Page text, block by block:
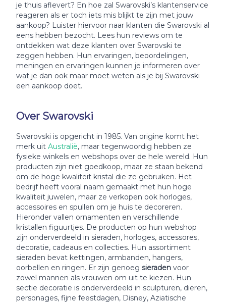
je thuis aflevert? En hoe zal Swarovski’s klantenservice
reageren als er toch iets mis blijkt te zijn met jouw
aankoop? Luister hiervoor naar klanten die Swarovski al
eens hebben bezocht. Lees hun reviews om te
ontdekken wat deze klanten over Swarovski te
zeggen hebben. Hun ervaringen, beoordelingen,
meningen en ervaringen kunnen je informeren over
wat je dan ook maar moet weten als je bij Swarovski
een aankoop doet.
Over Swarovski
Swarovski is opgericht in 1985. Van origine komt het
merk uit Australië, maar tegenwoordig hebben ze
fysieke winkels en webshops over de hele wereld. Hun
producten zijn niet goedkoop, maar ze staan bekend
om de hoge kwaliteit kristal die ze gebruiken. Het
bedrijf heeft vooral naam gemaakt met hun hoge
kwaliteit juwelen, maar ze verkopen ook horloges,
accessoires en spullen om je huis te decoreren.
Hieronder vallen ornamenten en verschillende
kristallen figuurtjes. De producten op hun webshop
zijn onderverdeeld in sieraden, horloges, accessores,
decoratie, cadeaus en collecties. Hun assortiment
sieraden bevat kettingen, armbanden, hangers,
oorbellen en ringen. Er zijn genoeg sieraden voor
zowel mannen als vrouwen om uit te kiezen. Hun
sectie decoratie is onderverdeeld in sculpturen, dieren,
personages, fijne feestdagen, Disney, Aziatische